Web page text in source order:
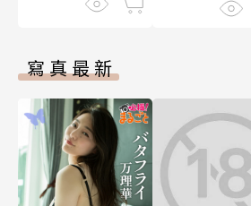
寫真最新